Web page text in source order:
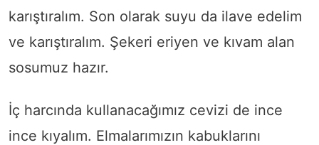
karıştıralım. Son olarak suyu da ilave edelim
ve karıştıralım. Şekeri eriyen ve kıvam alan
sosumuz hazır.
İç harcında kullanacağımız cevizi de ince
ince kıyalım. Elmalarımızın kabuklarını